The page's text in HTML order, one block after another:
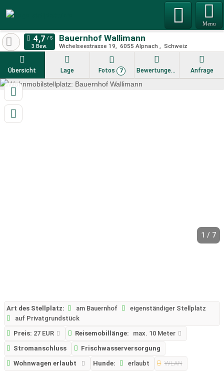
Menu
Bauernhof Wallimann
Wichelseestrasse 19 6055 Alpnach Schweiz
3 Bew.
Übersicht Lage Fotos 7 Bewertungen Anfrage
1 / 7
Art des Stellplatz: am Bauernhof
eigenständiger Stellplatz
auf Privatgrundstück
Preis: 27 EUR Reisemobillänge:
max. 10 Meter
Stromanschluss
Frischwasserversorgung
Wohnwagen erlaubt
Hunde: erlaubt WLAN